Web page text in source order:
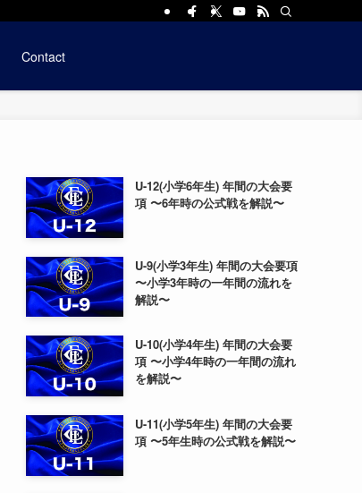
Contact
U-12(小学6年生) 年間の大会要
項 〜6年時の公式戦を解説〜
U-9(小学3年生) 年間の大会要項
〜小学3年時の一年間の流れを
解説〜
U-10(小学4年生) 年間の大会要
項 〜小学4年時の一年間の流れ
を解説〜
U-11(小学5年生) 年間の大会要
項 〜5年生時の公式戦を解説〜